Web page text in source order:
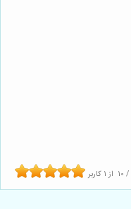
10 / از1 کاربر